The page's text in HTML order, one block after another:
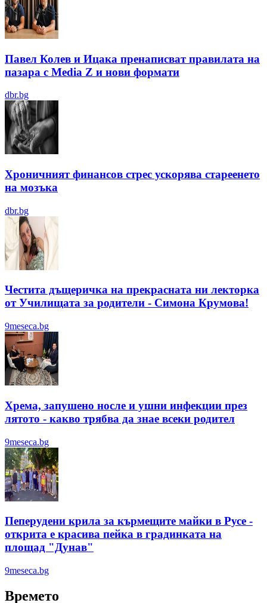
Павел Колев и Ицака пренаписват правилата на
пазара с Media Z и нови формати
dbr.bg
Хроничният финансов стрес ускорява стареенето
на мозъка
dbr.bg
Честита дъщеричка на прекрасната ни лекторка
от Училищата за родители - Симона Крумова!
9meseca.bg
Хрема, запушено носле и ушни инфекции през
лятотo - какво трябва да знае всеки родител
9meseca.bg
Пеперудени крила за кърмещите майки в Русе -
открита е красива пейка в градинката на
площад "Дунав"
9meseca.bg
Времето